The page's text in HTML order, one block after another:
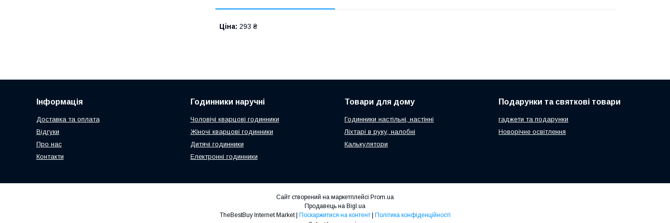
Ціна: 293 ₴
Інформація
Доставка та оплата
Відгуки
Про нас
Контакти
Годинники наручні
Чоловічі кварцові годинники
Жіночі кварцові годинники
Дитячі годинники
Електронні годинники
Товари для дому
Годинники настільні, настінні
Ліхтарі в руку, налобні
Калькулятори
Подарунки та святкові товари
гаджети та подарунки
Новорічне освітлення
Сайт створений на маркетплейсі Prom.ua
Продавець на Bigl.ua
Поскаржитися на контент
Політика конфіденційності